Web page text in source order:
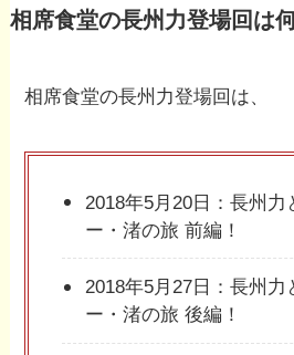
相席食堂の長州力登場回は
相席食堂の長州力登場回は、
2018年5月20日：長州力
ー・渚の旅 前編！
2018年5月27日：長州力
ー・渚の旅 後編！